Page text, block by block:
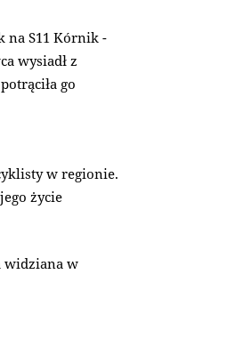
na S11 Kórnik -
wysiadł z
go
w regionie.
życie
widziana w